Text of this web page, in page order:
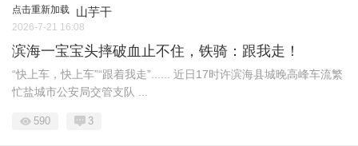
点击重新加载 山芋干
2026-7-21 16:08
滨海一宝宝头摔破血止不住，铁骑：跟我走！
“快上车，快上车”“跟着我走”...... 近日17时许滨海县城晚高峰车流繁
忙盐城市公安局交管支队 ...
590 3